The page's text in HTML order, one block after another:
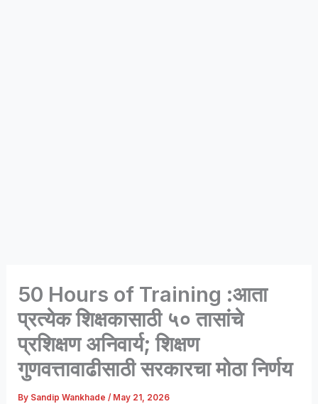
50 Hours of Training :आता
प्रत्येक शिक्षकासाठी ५० तासांचे
प्रशिक्षण अनिवार्य; शिक्षण
गुणवत्तावाढीसाठी सरकारचा मोठा निर्णय
By Sandip Wankhade/ May 21, 2026